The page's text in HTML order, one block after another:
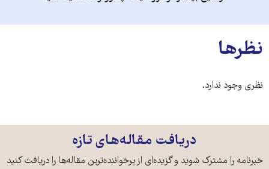
نظرها
نظری وجود ندارد.
دریافت مقاله‌های تازه
خبرنامه را مشترک شوید و گزیده‌ای از پرخواننده‌ترین مقاله‌ها را دریافت کنید